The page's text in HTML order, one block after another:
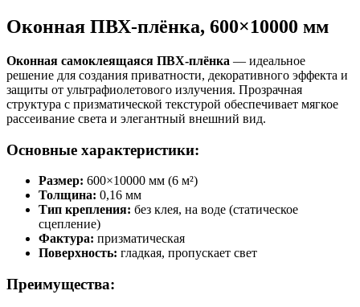
Оконная ПВХ-плёнка, 600×10000 мм
Оконная самоклеящаяся ПВХ-плёнка — идеальное
решение для создания приватности, декоративного эффекта и
защиты от ультрафиолетового излучения. Прозрачная
структура с призматической текстурой обеспечивает мягкое
рассеивание света и элегантный внешний вид.
Основные характеристики:
Размер: 600×10000 мм (6 м²)
Толщина: 0,16 мм
Тип крепления: без клея, на воде (статическое
сцепление)
Фактура: призматическая
Поверхность: гладкая, пропускает свет
Преимущества: